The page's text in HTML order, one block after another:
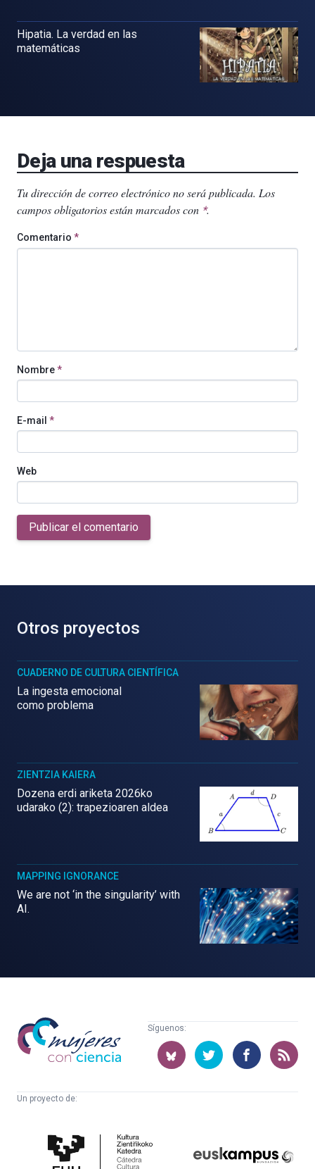
Hipatia. La verdad en las
matemáticas
Deja una respuesta
Tu dirección de correo electrónico no será publicada. Los
campos obligatorios están marcados con *.
Comentario *
Nombre*
E-mail *
Web
Publicar el comentario
Otros proyectos
CUADERNO DE CULTURA CIENTÍFICA
La ingesta emocional
como problema
ZIENTZIA KAIERA
Dozena erdi ariketa 2026ko
udarako (2): trapezioaren aldea
MAPPING IGNORANCE
We are not ‘in the singularity’ with
AI.
Mujeres
con
ciencia
Síguenos:
Un proyecto de:
Cultura